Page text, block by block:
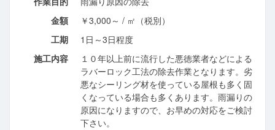
金額
￥3,000～ / ㎡（税別）
工期
1日～3日程度
施工内容
１０年以上前に流行した悪徳業者などによる
ラバーロック工法の除去作業となります。劣
悪なシーリング材を使っている屋根も多く固
くなっている場合も多くあります。雨漏りの
原因になりますので、お早めの対応をご検討
下さい。